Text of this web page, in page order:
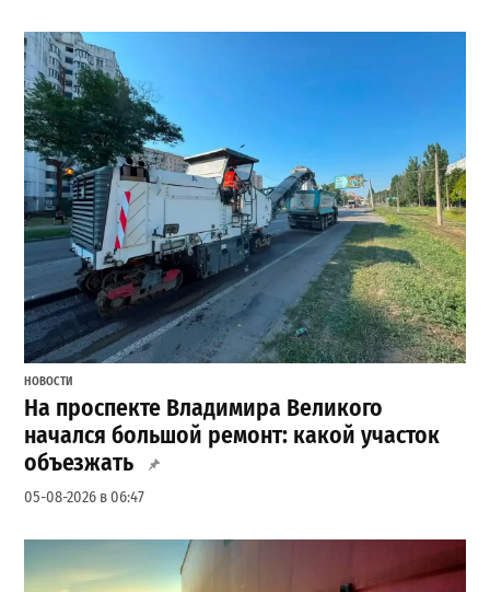
НОВОСТИ
На проспекте Владимира Великого
начался большой ремонт: какой участок
объезжать
05-08-2026 в 06:47